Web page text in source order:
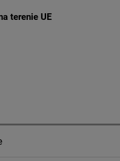
terenie UE